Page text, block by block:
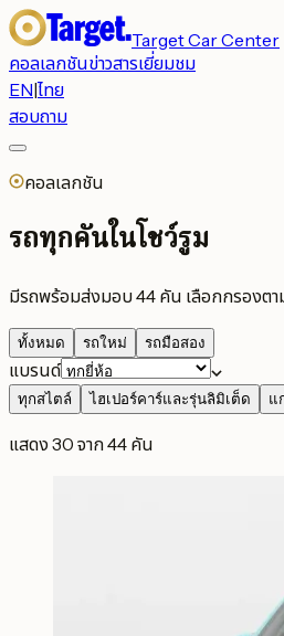
Target Car Center
คอลเลกชันข่าวสารเยี่ยมชม
EN|ไทย
สอบถาม
คอลเลกชัน
รถทุกคันในโชว์รูม
มีรถพร้อมส่งมอบ 44 คัน เลือกกรองต
ทั้งหมด รถใหม่ รถมือสอง
แบรนด์
ทุกสไตล์ ไฮเปอร์คาร์และรุ่นลิมิเต็ด แ
แสดง 30 จาก 44 คัน